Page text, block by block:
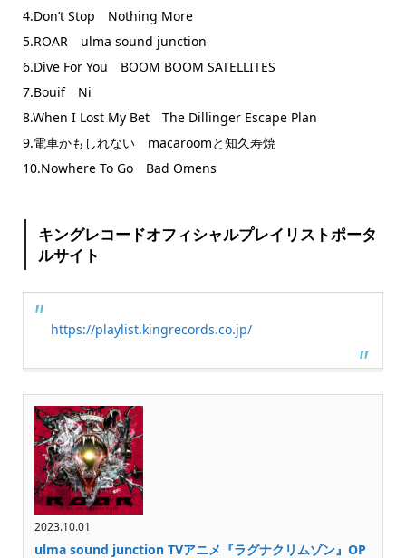
4.Don’t Stop Nothing More
5.ROAR ulma sound junction
6.Dive For You BOOM BOOM SATELLITES
7.Bouif Ni
8.When I Lost My Bet The Dillinger Escape Plan
9.電車かもしれない macaroomと知久寿焼
10.Nowhere To Go Bad Omens
キングレコードオフィシャルプレイリストポータ
ルサイト
https://playlist.kingrecords.co.jp/
2023.10.01
ulma sound junction TVアニメ『ラグナクリムゾン』OP